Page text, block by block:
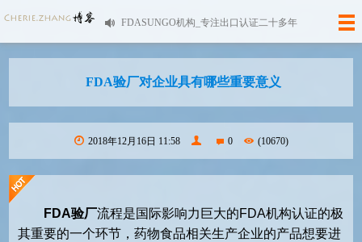
FDASUNGO机构_专注出口认证二十多年
FDA验厂对企业具有哪些重要意义
2018年12月16日 11:58 0 (10670)
FDA验厂流程是国际影响力巨大的FDA机构认证的极
其重要的一个环节，药物食品相关生产企业的产品想要进